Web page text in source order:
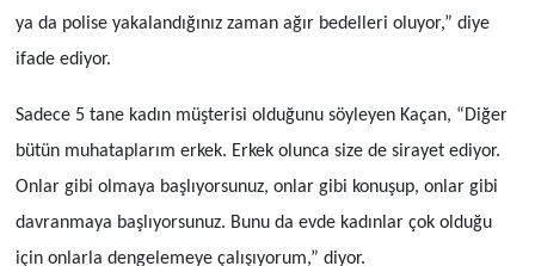
ya da polise yakalandığınız zaman ağır bedelleri oluyor,” diye
ifade ediyor.
Sadece 5 tane kadın müşterisi olduğunu söyleyen Kaçan, “Diğer
bütün muhataplarım erkek. Erkek olunca size de sirayet ediyor.
Onlar gibi olmaya başlıyorsunuz, onlar gibi konuşup, onlar gibi
davranmaya başlıyorsunuz. Bunu da evde kadınlar çok olduğu
için onlarla dengelemeye çalışıyorum,” diyor.